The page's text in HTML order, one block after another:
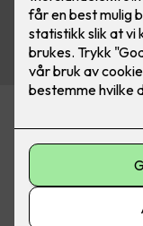
Økende
Det er et økende
stadig flere
bedriftseiere
næringskontroll og